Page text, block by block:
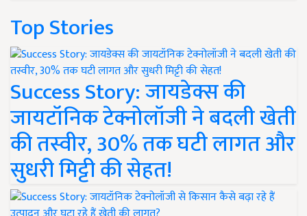
Top Stories
Success Story: जायडेक्स की
जायटॉनिक टेक्नोलॉजी ने बदली खेती
की तस्वीर, 30% तक घटी लागत और
सुधरी मिट्टी की सेहत!